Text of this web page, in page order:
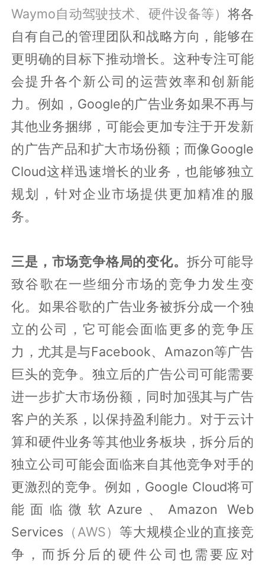
Waymo自动驾驶技术、硬件设备等） 将各
自有自己的管理团队和战略方向，能够在
更明确的目标下推动增长。这种专注可能
会提升各个新公司的运营效率和创新能
力。例如，Google的广告业务如果不再与
其他业务捆绑，可能会更加专注于开发新
的广告产品和扩大市场份额；而像Google
Cloud这样迅速增长的业务，也能够独立
规划，针对企业市场提供更加精准的服
务。
三是，市场竞争格局的变化。 拆分可能导
致谷歌在一些细分市场的竞争力发生变
化。如果谷歌的广告业务被拆分成一个独
立的公司，它可能会面临更多的竞争压
力，尤其是与Facebook、Amazon等广告
巨头的竞争。独立后的广告公司可能需要
进一步扩大市场份额，同时加强其与广告
客户的关系，以保持盈利能力。对于云计
算和硬件业务等其他业务板块，拆分后的
独立公司可能会面临来自其他竞争对手的
更激烈的竞争。例如，Google Cloud将可
能面临微软Azure、Amazon Web
Services （AWS） 等大规模企业的直接竞
争，而拆分后的硬件公司也需要应对